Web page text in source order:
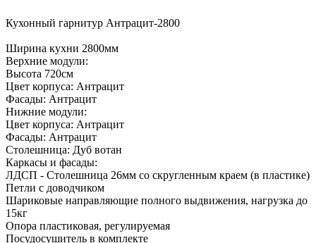
Кухонный гарнитур Антрацит-2800
Ширина кухни 2800мм
Верхние модули:
Высота 720см
Цвет корпуса: Антрацит
Фасады: Антрацит
Нижние модули:
Цвет корпуса: Антрацит
Фасады: Антрацит
Столешница: Дуб вотан
Каркасы и фасады:
ЛДСП - Столешница 26мм со скругленным краем (в пластике)
Петли с доводчиком
Шариковые направляющие полного выдвижения, нагрузка до
15кг
Опора пластиковая, регулируемая
Посудосушитель в комплекте